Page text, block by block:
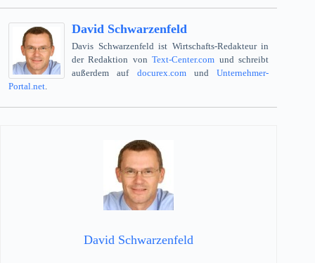
David Schwarzenfeld
Davis Schwarzenfeld ist Wirtschafts-Redakteur in
der Redaktion vonText-Center.com und schreibt
außerdem auf docurex.comundUnternehmer-
Portal.net.
David Schwarzenfeld